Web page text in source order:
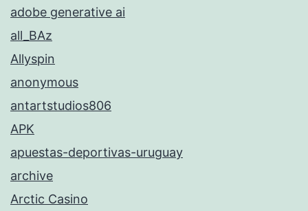
adobe generative ai
all_BAz
Allyspin
anonymous
antartstudios806
APK
apuestas-deportivas-uruguay
archive
Arctic Casino